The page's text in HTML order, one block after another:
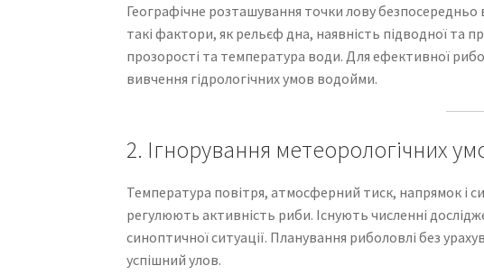
Географічне розташування точки лову
такі фактори, як рельєф дна, наявність підводної та
прозорості та температура води. Для ефективної
вивчення гідрологічних умов водойми.
2. Ігнорування метеорологічних
Температура повітря, атмосферний тиск, напрямок і
регулюють активність риби. Існують численні
синоптичної ситуації. Планування риболовлі без
успішний улов.